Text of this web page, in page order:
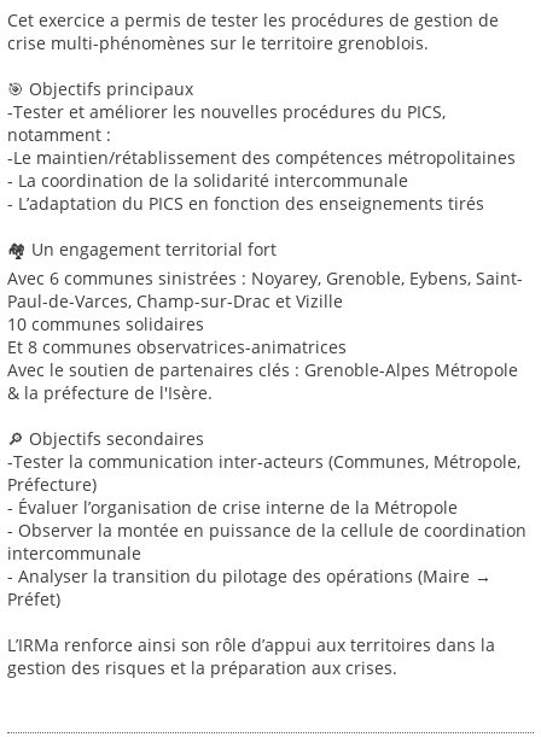
Cet exercice a permis de tester les procédures de gestion de
crise multi-phénomènes sur le territoire grenoblois.
🎯 Objectifs principaux
-Tester et améliorer les nouvelles procédures du PICS,
notamment :
-Le maintien/rétablissement des compétences métropolitaines
- La coordination de la solidarité intercommunale
- L’adaptation du PICS en fonction des enseignements tirés
🏘 Un engagement territorial fort
Avec 6 communes sinistrées : Noyarey, Grenoble, Eybens, Saint-
Paul-de-Varces, Champ-sur-Drac et Vizille
10 communes solidaires
Et 8 communes observatrices-animatrices
Avec le soutien de partenaires clés : Grenoble-Alpes Métropole
& la préfecture de l'Isère.
🔎 Objectifs secondaires
-Tester la communication inter-acteurs (Communes, Métropole,
Préfecture)
- Évaluer l’organisation de crise interne de la Métropole
- Observer la montée en puissance de la cellule de coordination
intercommunale
- Analyser la transition du pilotage des opérations (Maire →
Préfet)
L’IRMa renforce ainsi son rôle d’appui aux territoires dans la
gestion des risques et la préparation aux crises.